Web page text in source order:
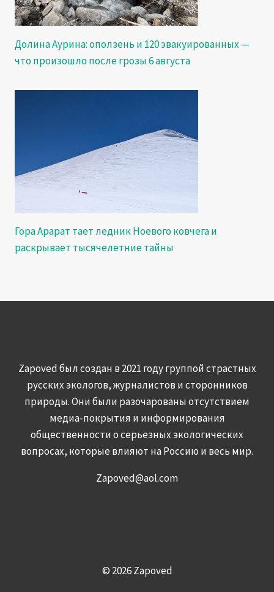
Долина Аурина: оползень и 120 эвакуированных —
что произошло после грозы 6 августа
Гора Арарат тает ледник Ноевого ковчега и
раскрывает тысячелетние тайны
Zapoved был создан в 2021 году группой страстных
русских экологов, журналистов и сторонников
природы. Они были разочарованы отсутствием
медиа-покрытия и информирования
общественности о серьезных экологических
вопросах, которые влияют на Россию и весь мир.
Zapoved@aol.com
© 2026 Zapoved